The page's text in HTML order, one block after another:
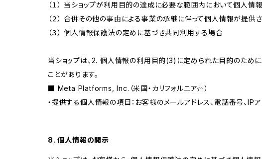
（１） 当ショップが利用目的の達成に必要な範囲内において個人
（２） 合併その他の事由による事業の承継に伴って個人情報が提供
（３） 個人情報保護法の定めに基づき共同利用する場合
当ショップは、2. 個人情報の利用目的(3)に定められた目的のため
ことがあります。
■ Meta Platforms, Inc.（米国・カリフォルニア州）
・提供する個人情報の項目：お客様のメールアドレス、電話番号、
8. 個人情報の開示